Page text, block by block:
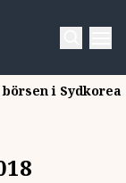
i Sydkorea